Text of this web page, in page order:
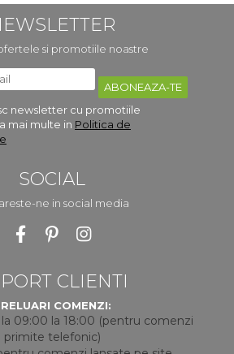
si promotiile noastre
newsletter cu promotiile
mai multe in Politica de
SOCIAL
ne in social media
CLIENTI
COMENZI:
la 09:00 la 18:00 (pentru comenzi
primite telefonic)